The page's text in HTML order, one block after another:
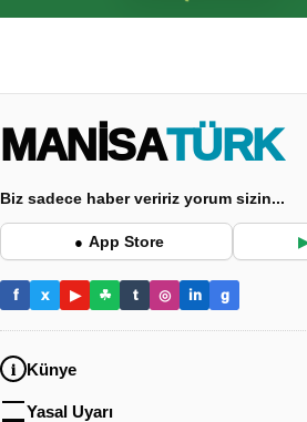
MANİSA TÜRK
Biz sadece haber veririz yorum sizin...
● App Store
f x ▶ ☘ t ◎ in g
Künye
Yasal Uyarı